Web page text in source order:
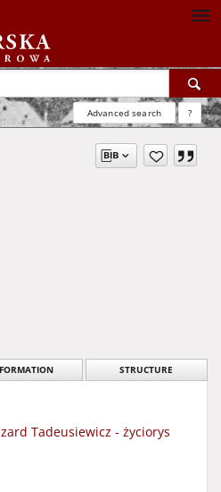
Advanced search ?
STRUCTURE
Tadeusiewicz - życiorys